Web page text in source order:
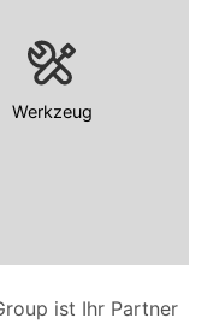
ist Ihr Partner
Werkzeug